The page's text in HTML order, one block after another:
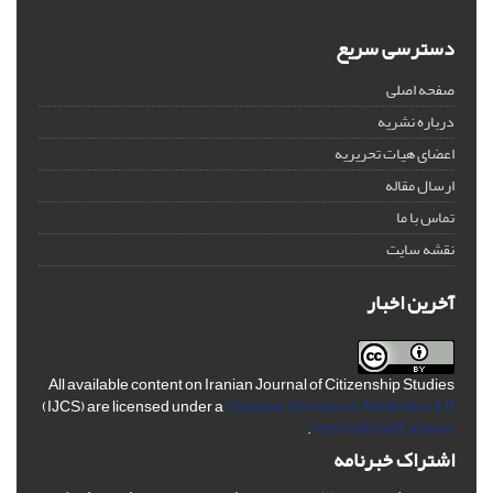
دسترسی سریع
صفحه اصلی
درباره نشریه
اعضای هیات تحریریه
ارسال مقاله
تماس با ما
نقشه سایت
آخرین اخبار
All available content on Iranian Journal of Citizenship Studies
(IJCS) are licensed under aCreative Commons Attribution 4.0
International License
.
اشتراک خبرنامه